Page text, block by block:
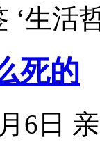
‘生活
死的
6日